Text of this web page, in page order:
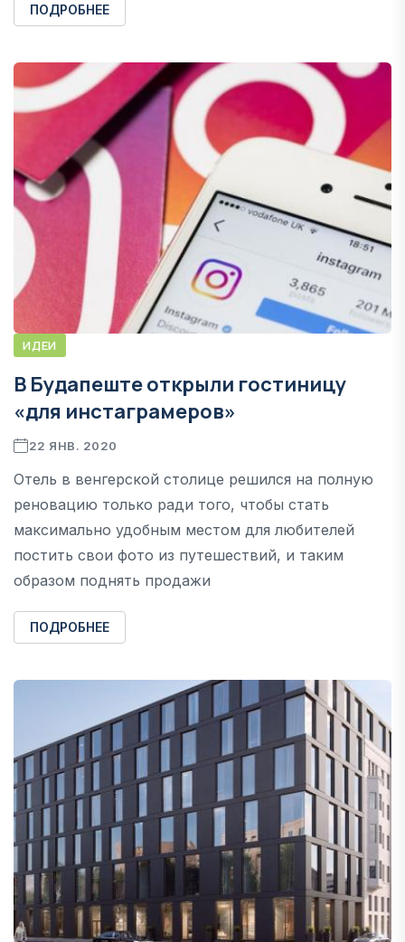
ПОДРОБНЕЕ
ИДЕИ
В Будапеште открыли гостиницу
«для инстаграмеров»
22 ЯНВ. 2020
Отель в венгерской столице решился на полную
реновацию только ради того, чтобы стать
максимально удобным местом для любителей
постить свои фото из путешествий, и таким
образом поднять продажи
ПОДРОБНЕЕ